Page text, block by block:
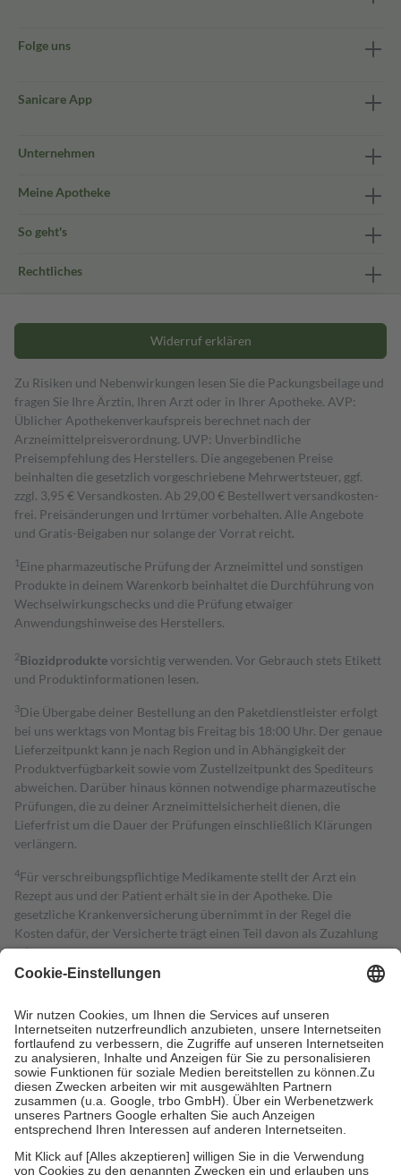
Folge uns
Sanicare App
Unternehmen
Meine Apotheke
So geht's
Rechtliches
Widerruf erklären
Zu Risiken und Nebenwirkungen lesen Sie die Packungsbeilage und
fragen Sie Ihre Ärztin, Ihren Arzt oder in Ihrer Apotheke. AVP:
Üblicher Apothekenverkaufspreis berechnet nach der
Arzneimittelpreisverordnung. UVP: Unverbindliche
Preisempfehlung des Herstellers. Die angegebenen Preise
beinhalten die gesetzlich vorgeschriebene Mehrwertsteuer, ggf.
zzgl. 3,95 € Versandkosten. Ab 29,00 € Bestell­wert versand­kosten­
frei. Preisänderungen und Irrtümer vorbehalten. Alle Angebote
und Gratis-Beigaben nur solange der Vorrat reicht.
1 Eine pharmazeutische Prüfung der Arzneimittel und sonstigen
Produkte in deinem Warenkorb beinhaltet die Durchführung von
Wechselwirkungschecks und die Prüfung etwaiger
Anwendungshinweise des Herstellers.
2Biozidproduktevorsichtig verwenden. Vor Gebrauch stets Etikett
und Produktinformationen lesen.
3Die Übergabe deiner Bestellung an den Paketdienstleister erfolgt
bei uns werktags von Montag bis Freitag bis 18:00 Uhr. Der genaue
Lieferzeitpunkt kann je nach Region und in Abhängigkeit der
Produktverfügbarkeit sowie vom Zustellzeitpunkt des Spediteurs
abweichen. Darüber hinaus können notwendige pharmazeutische
Prüfungen, die zu deiner Arzneimittelsicherheit dienen, die
Lieferfrist um die Dauer der Prüfungen einschließlich Klärungen
verlängern.
4Für verschreibungspflichtige Medikamente stellt der Arzt ein
Rezept aus und der Patient erhält sie in der Apotheke. Die
gesetzliche Krankenversicherung übernimmt in der Regel die
Kosten dafür, der Versicherte trägt einen Teil davon als Zuzahlung
mit.
Grundsätzlich leisten Mitglieder Zuzahlungen in Höhe von zehn
höchstens zehn Euro.
Es sind jedoch nie mehr als die tatsächlichen
Kosten der Leistung zu entrichten.
Diese Regeln gelten grundsätzlich auch für Online-Apotheken.
Bei Heilmitteln und häuslicher Krankenpflege beträgt die
Zuzahlung zehn Prozent der Kosten sowie zehn Euro je
Verordnung.
Um das Engagement der Versicherten für ihre eigene Gesundheit zu
stärken und die besondere Stellung der Familie zu unterstützen,
fallenkeine Zuzahlungenan bei: